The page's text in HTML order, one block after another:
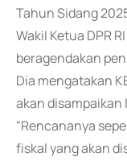
Tahun Sidang
Wakil Ketua DPR
beragendakan
Dia mengatakan
akan disampaikan
"Rencananya
fiskal yang akan